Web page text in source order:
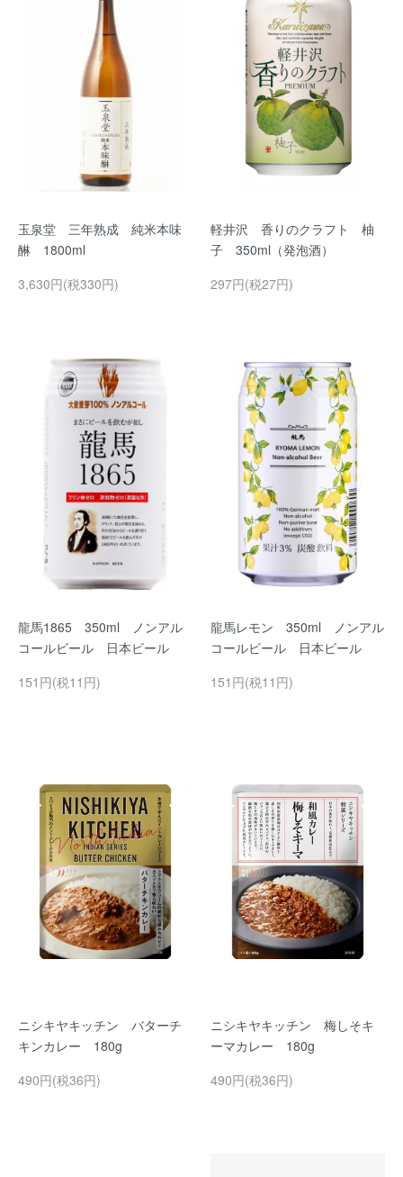
玉泉堂 三年熟成 純米本味
醂 1800ml
3,630円(税330円)
軽井沢 香りのクラフト 柚
子 350ml（発泡酒）
297円(税27円)
龍馬1865 350ml ノンアル
コールビール 日本ビール
151円(税11円)
龍馬レモン 350ml ノンアル
コールビール 日本ビール
151円(税11円)
ニシキヤキッチン バターチ
キンカレー 180g
490円(税36円)
ニシキヤキッチン 梅しそキ
ーマカレー 180g
490円(税36円)